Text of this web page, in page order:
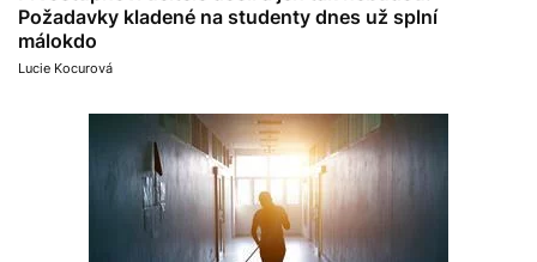
Požadavky kladené na studenty dnes už splní
málokdo
Lucie Kocurová